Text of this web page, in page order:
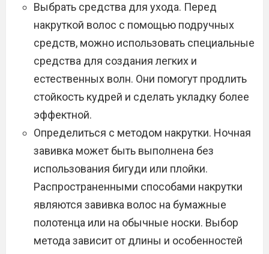
Выбрать средства для ухода. Перед
накруткой волос с помощью подручных
средств, можно использовать специальные
средства для создания легких и
естественных волн. Они помогут продлить
стойкость кудрей и сделать укладку более
эффектной.
Определиться с методом накрутки. Ночная
завивка может быть выполнена без
использования бигуди или плойки.
Распространенными способами накрутки
являются завивка волос на бумажные
полотенца или на обычные носки. Выбор
метода зависит от длины и особенностей